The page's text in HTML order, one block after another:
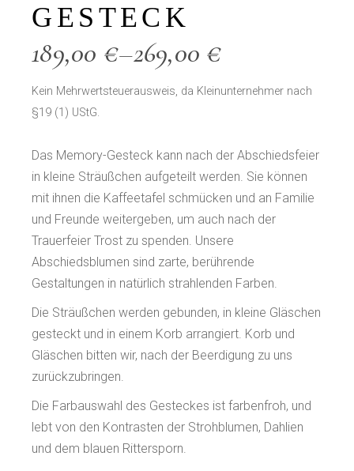
GESTECK
189,00 €–269,00 €
Kein Mehrwertsteuerausweis, da Kleinunternehmer nach
§19 (1) UStG.
Das Memory-Gesteck kann nach der Abschiedsfeier
in kleine Sträußchen aufgeteilt werden. Sie können
mit ihnen die Kaffeetafel schmücken und an Familie
und Freunde weitergeben, um auch nach der
Trauerfeier Trost zu spenden. Unsere
Abschiedsblumen sind zarte, berührende
Gestaltungen in natürlich strahlenden Farben.
Die Sträußchen werden gebunden, in kleine Gläschen
gesteckt und in einem Korb arrangiert. Korb und
Gläschen bitten wir, nach der Beerdigung zu uns
zurückzubringen.
Die Farbauswahl des Gesteckes ist farbenfroh, und
lebt von den Kontrasten der Strohblumen, Dahlien
und dem blauen Rittersporn.